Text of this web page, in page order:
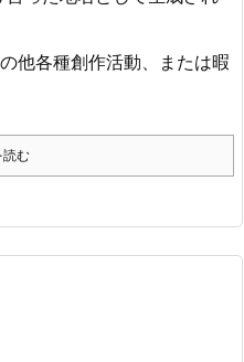
他各種創作活動、または暇
読む